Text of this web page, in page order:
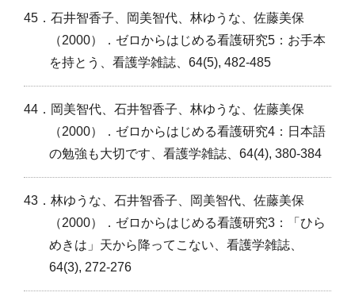
45．石井智香子、岡美智代、林ゆうな、佐藤美保
（2000）．ゼロからはじめる看護研究5：お手本
を持とう、看護学雑誌、64(5), 482-485
44．岡美智代、石井智香子、林ゆうな、佐藤美保
（2000）．ゼロからはじめる看護研究4：日本語
の勉強も大切です、看護学雑誌、64(4), 380-384
43．林ゆうな、石井智香子、岡美智代、佐藤美保
（2000）．ゼロからはじめる看護研究3：「ひら
めきは」天から降ってこない、看護学雑誌、
64(3), 272-276